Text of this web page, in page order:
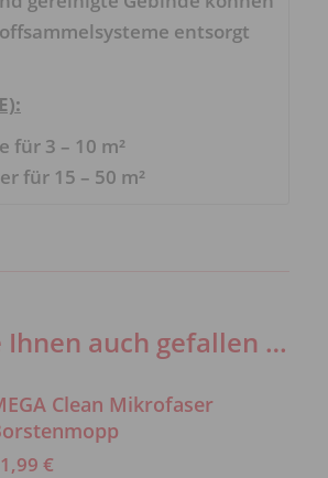
entsorgt
für 3 – 10 m²
für 15 – 50 m²
Ihnen auch gefallen …
Clean Mikrofaser
€